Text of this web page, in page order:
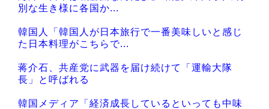
別な生き様に各国か...
韓国人「韓国人が日本旅行で一番美味しいと感じ
た日本料理がこちらで...
蒋介石、共産党に武器を届け続けて「運輸大隊
長」と呼ばれる
韓国メディア「経済成長しているといっても中味